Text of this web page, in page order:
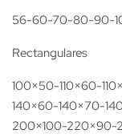
56-60-70-80-90-
Rectangulares
100×50-110×60-
140×60-140×70-
200×100-220×90-